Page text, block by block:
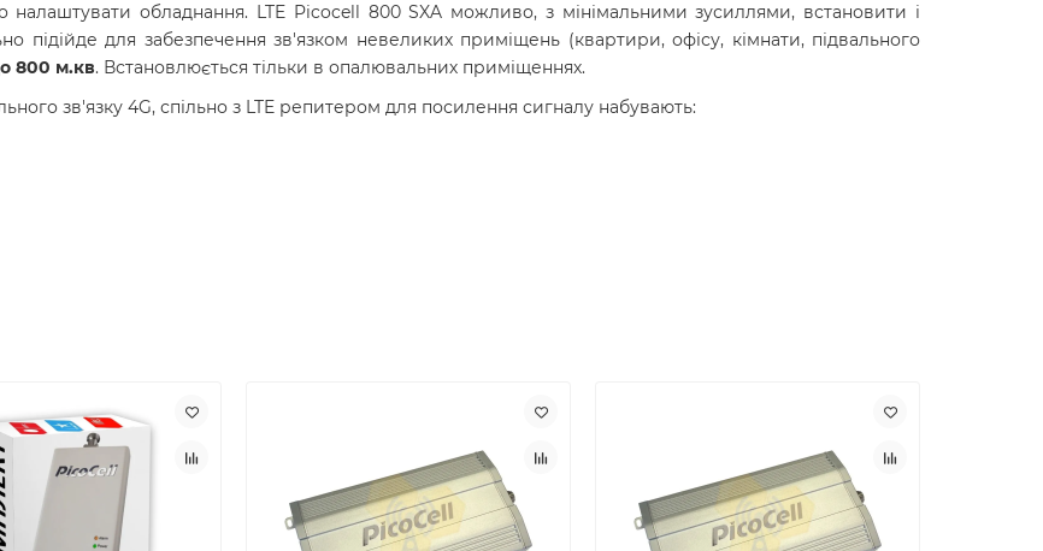
налаштувати обладнання. LTE Picocell 800 SXA можливо, з мінімальними зусиллями, встановити і
підійде для забезпечення зв'язком невеликих приміщень (квартири, офісу, кімнати, підвального
800 м.кв. Встановлюється тільки в опалювальних приміщеннях.
зв'язку 4G, спільно з LTE репитером для посилення сигналу набувають: